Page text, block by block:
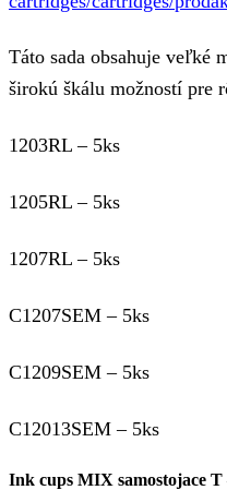
Táto sada obsahuje veľké
širokú škálu možností pre
1203RL – 5ks
1205RL – 5ks
1207RL – 5ks
C1207SEM – 5ks
C1209SEM – 5ks
C12013SEM – 5ks
Ink cups MIX samostojace T